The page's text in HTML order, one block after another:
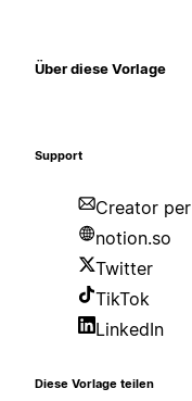
Über diese Vorlage
Support
Creator
notion.so
Twitter
TikTok
LinkedIn
Diese Vorlage teilen